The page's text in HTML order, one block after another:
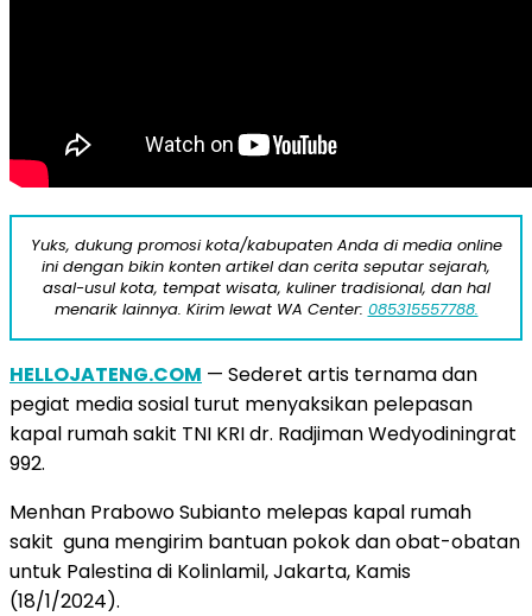
Yuks, dukung promosi kota/kabupaten Anda di media online
ini dengan bikin konten artikel dan cerita seputar sejarah,
asal-usul kota, tempat wisata, kuliner tradisional, dan hal
menarik lainnya. Kirim lewat WA Center: 085315557788.
HELLOJATENG.COM — Sederet artis ternama dan
pegiat media sosial turut menyaksikan pelepasan
kapal rumah sakit TNI KRI dr. Radjiman Wedyodiningrat
992.
Menhan Prabowo Subianto melepas kapal rumah
sakit guna mengirim bantuan pokok dan obat-obatan
untuk Palestina di Kolinlamil, Jakarta, Kamis
(18/1/2024).